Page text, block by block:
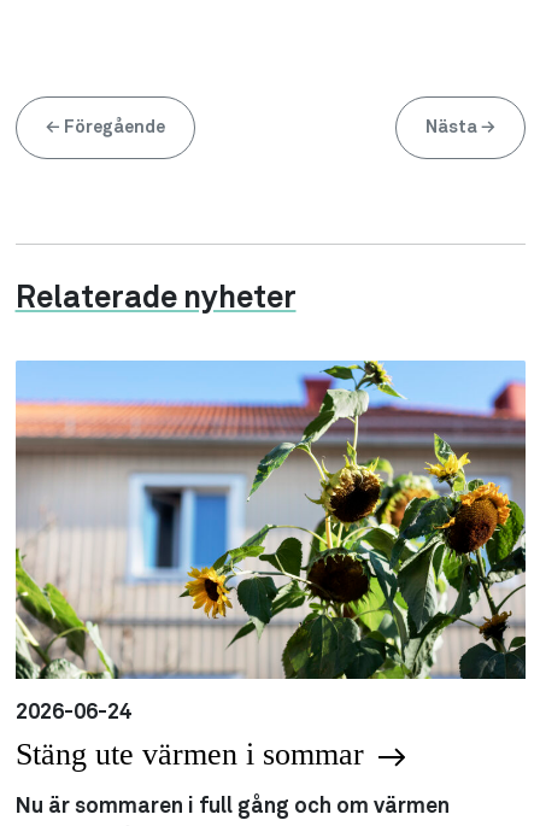
← Föregående Nästa →
Relaterade nyheter
2026-06-24
Stäng ute värmen i sommar
Nu är sommaren i full gång och om värmen